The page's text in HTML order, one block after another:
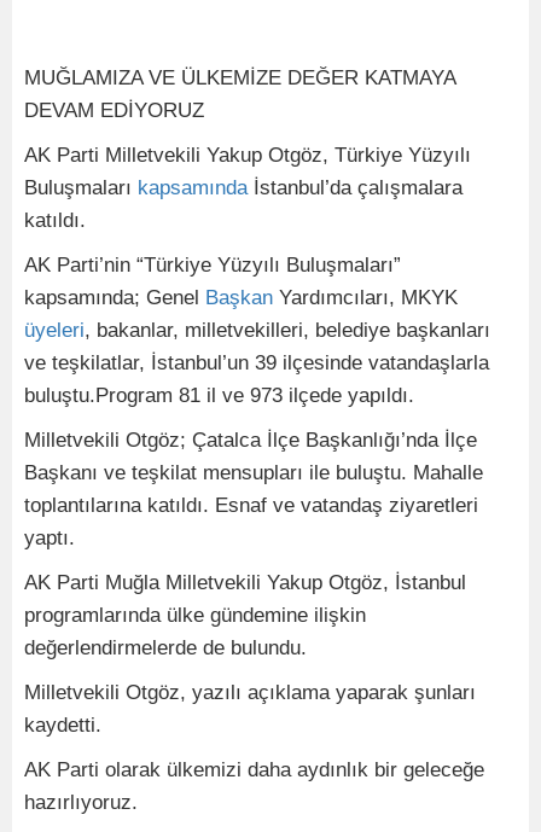
MUĞLAMIZA VE ÜLKEMİZE DEĞER KATMAYA
DEVAM EDİYORUZ
AK Parti Milletvekili Yakup Otgöz, Türkiye Yüzyılı
Buluşmaları kapsamındaİstanbul’da çalışmalara
katıldı.
AK Parti’nin “Türkiye Yüzyılı Buluşmaları”
kapsamında; Genel Başkan Yardımcıları, MKYK
üyeleri, bakanlar, milletvekilleri, belediye başkanları
ve teşkilatlar, İstanbul’un 39 ilçesinde vatandaşlarla
buluştu.Program 81 il ve 973 ilçede yapıldı.
Milletvekili Otgöz; Çatalca İlçe Başkanlığı’nda İlçe
Başkanı ve teşkilat mensupları ile buluştu. Mahalle
toplantılarına katıldı. Esnaf ve vatandaş ziyaretleri
yaptı.
AK Parti Muğla Milletvekili Yakup Otgöz, İstanbul
programlarında ülke gündemine ilişkin
değerlendirmelerde de bulundu.
Milletvekili Otgöz, yazılı açıklama yaparak şunları
kaydetti.
AK Parti olarak ülkemizi daha aydınlık bir geleceğe
hazırlıyoruz.